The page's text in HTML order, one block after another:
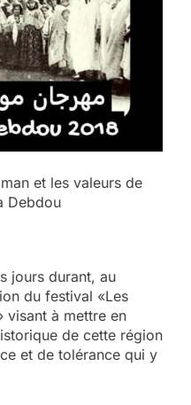
et les valeurs de
Debdou
jours durant, au
du festival «Les
visant à mettre en
de cette région
et de tolérance qui y